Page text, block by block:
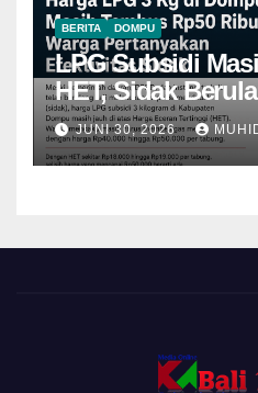
BERITA DOMPU
LPG Subsidi
HET, Sidak
Mampu Menekan
JUNI 30, 2026